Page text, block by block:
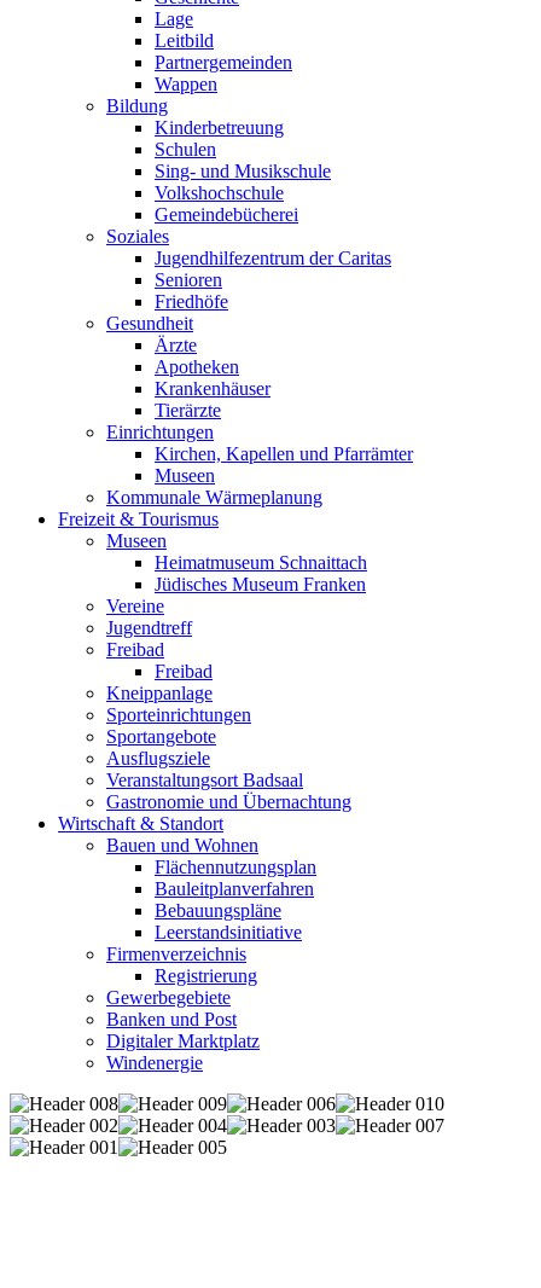
Lage
Leitbild
Partnergemeinden
Wappen
Bildung
Kinderbetreuung
Schulen
Sing- und Musikschule
Volkshochschule
Gemeindebücherei
Soziales
Jugendhilfezentrum der Caritas
Senioren
Friedhöfe
Gesundheit
Ärzte
Apotheken
Krankenhäuser
Tierärzte
Einrichtungen
Kirchen, Kapellen und Pfarrämter
Museen
Kommunale Wärmeplanung
Freizeit & Tourismus
Museen
Heimatmuseum Schnaittach
Jüdisches Museum Franken
Vereine
Jugendtreff
Freibad
Freibad
Kneippanlage
Sporteinrichtungen
Sportangebote
Ausflugsziele
Veranstaltungsort Badsaal
Gastronomie und Übernachtung
Wirtschaft & Standort
Bauen und Wohnen
Flächennutzungsplan
Bauleitplanverfahren
Bebauungspläne
Leerstandsinitiative
Firmenverzeichnis
Registrierung
Gewerbegebiete
Banken und Post
Digitaler Marktplatz
Windenergie